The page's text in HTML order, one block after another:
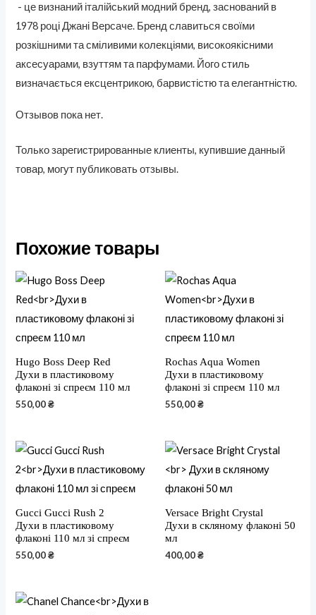
- це визнаний італійський модний бренд, заснований в
1978 році Джані Версаче. Бренд славиться своїми
розкішними та сміливими колекціями, високоякісними
аксесуарами, взуттям та парфумами. Його стиль
визначається ексцентрикою, барвистістю та елегантністю.
Отзывов пока нет.
Только зарегистрированные клиенты, купившие данный
товар, могут публиковать отзывы.
Похожие товары
Hugo Boss Deep Red
Духи в пластиковому
флаконі зі спреєм 110 мл
550,00₴
Rochas Aqua Women
Духи в пластиковому
флаконі зі спреєм 110 мл
550,00₴
Gucci Gucci Rush 2
Духи в пластиковому
флаконі 110 мл зі спреєм
550,00₴
Versace Bright Crystal
Духи в скляному флаконі 50
мл
400,00₴